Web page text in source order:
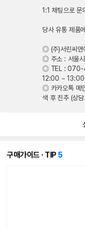
1:1 채팅으로 문
당사 유통 제품
◎ (주)서린씨앤
◎ 주소 : 서울
◎ TEL : 070-
12:00 ~ 13:00
◎ 카카오톡 메
색 후 친추 (상
구매가이드 · TIP 5개